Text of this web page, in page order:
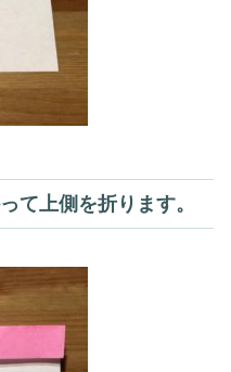
て上側を折ります。